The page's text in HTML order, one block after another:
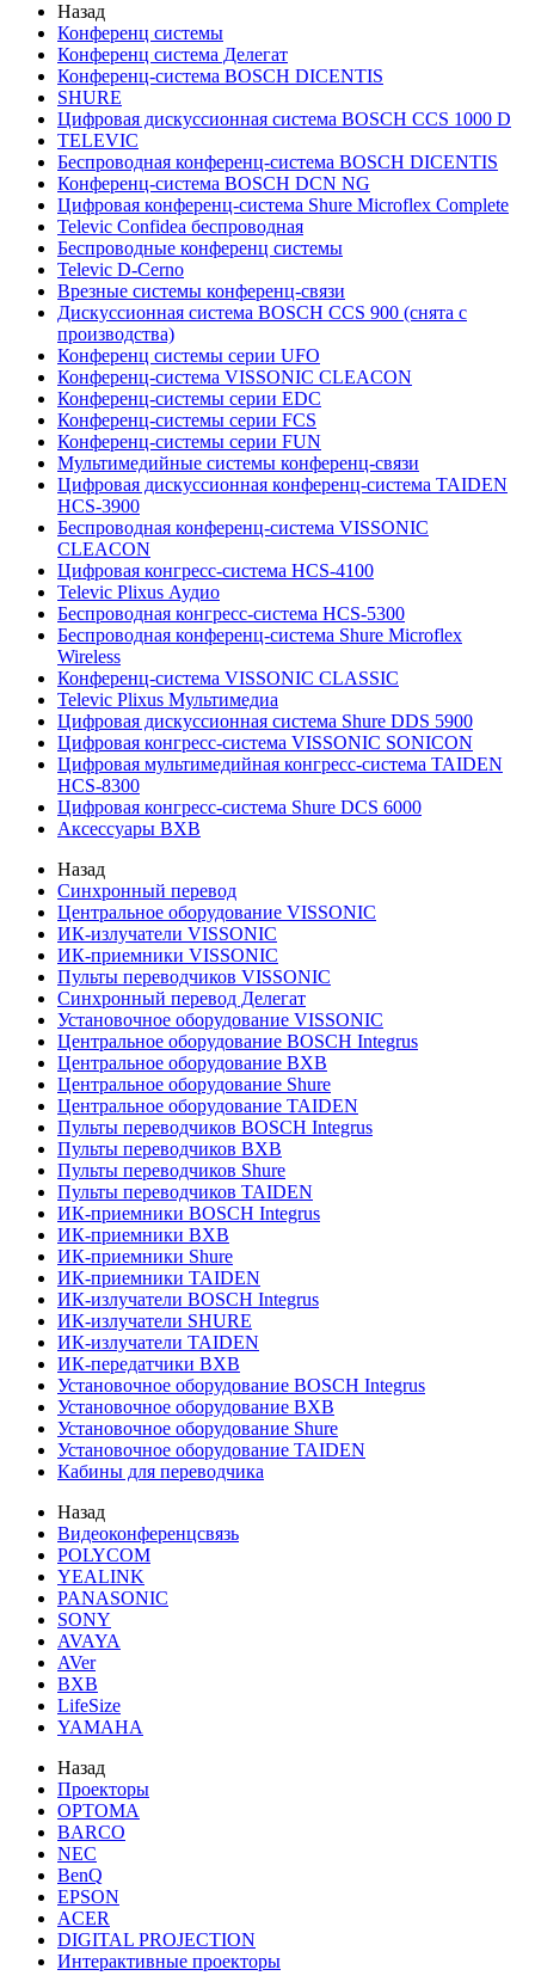
Назад
Конференц системы
Конференц система Делегат
Конференц-система BOSCH DICENTIS
SHURE
Цифровая дискуссионная система BOSCH CCS 1000 D
TELEVIC
Беспроводная конференц-система BOSCH DICENTIS
Конференц-система BOSCH DCN NG
Цифровая конференц-система Shure Microflex Complete
Televic Confidea беспроводная
Беспроводные конференц системы
Televic D-Cerno
Врезные системы конференц-связи
Дискуссионная система BOSCH CCS 900 (снята с
производства)
Конференц системы серии UFO
Конференц-система VISSONIC CLEACON
Конференц-системы серии EDC
Конференц-системы серии FCS
Конференц-системы серии FUN
Мультимедийные системы конференц-связи
Цифровая дискуссионная конференц-система TAIDEN
HCS-3900
Беспроводная конференц-система VISSONIC
CLEACON
Цифровая конгресс-система HCS-4100
Televic Plixus Аудио
Беспроводная конгресс-система HCS-5300
Беспроводная конференц-система Shure Microflex
Wireless
Конференц-система VISSONIC CLASSIC
Televic Plixus Мультимедиа
Цифровая дискуссионная система Shure DDS 5900
Цифровая конгресс-система VISSONIC SONICON
Цифровая мультимедийная конгресс-система TAIDEN
HCS-8300
Цифровая конгресс-система Shure DCS 6000
Аксессуары BXB
Назад
Синхронный перевод
Центральное оборудование VISSONIC
ИК-излучатели VISSONIC
ИК-приемники VISSONIC
Пульты переводчиков VISSONIC
Синхронный перевод Делегат
Установочное оборудование VISSONIC
Центральное оборудование BOSCH Integrus
Центральное оборудование BXB
Центральное оборудование Shure
Центральное оборудование TAIDEN
Пульты переводчиков BOSCH Integrus
Пульты переводчиков BXB
Пульты переводчиков Shure
Пульты переводчиков TAIDEN
ИК-приемники BOSCH Integrus
ИК-приемники BXB
ИК-приемники Shure
ИК-приемники TAIDEN
ИК-излучатели BOSCH Integrus
ИК-излучатели SHURE
ИК-излучатели TAIDEN
ИК-передатчики BXB
Установочное оборудование BOSCH Integrus
Установочное оборудование BXB
Установочное оборудование Shure
Установочное оборудование TAIDEN
Кабины для переводчика
Назад
Видеоконференцсвязь
POLYCOM
YEALINK
PANASONIC
SONY
AVAYA
AVer
BXB
LifeSize
YAMAHA
Назад
Проекторы
OPTOMA
BARCO
NEC
BenQ
EPSON
ACER
DIGITAL PROJECTION
Интерактивные проекторы